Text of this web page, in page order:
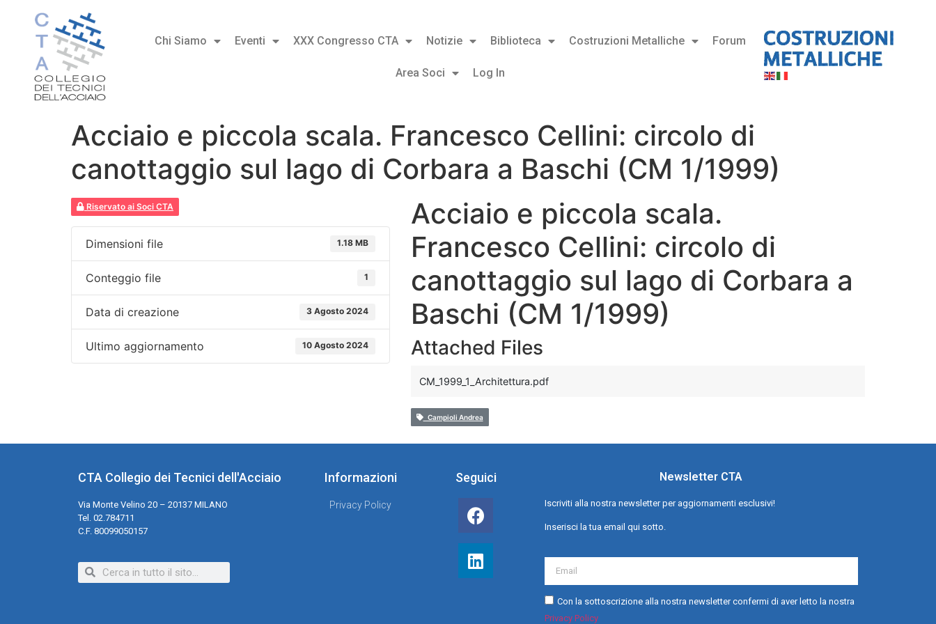
Chi Siamo Eventi XXX Congresso CTA Notizie Biblioteca Costruzioni Metalliche Forum
Area Soci Log In
Acciaio e piccola scala. Francesco Cellini: circolo di
canottaggio sul lago di Corbara a Baschi (CM 1/1999)
Riservato ai Soci CTA
Dimensioni file 1.18 MB
Conteggio file 1
Data di creazione 3 Agosto 2024
Ultimo aggiornamento 10 Agosto 2024
Acciaio e piccola scala.
Francesco Cellini: circolo di
canottaggio sul lago di Corbara a
Baschi (CM 1/1999)
Attached Files
CM_1999_1_Architettura.pdf
Campioli Andrea
CTA Collegio dei Tecnici dell'Acciaio
Via Monte Velino 20 – 20137 MILANO
Tel. 02.784711
C.F. 80099050157
Informazioni
Privacy Policy
Seguici Newsletter CTA
Iscriviti alla nostra newsletter per aggiornamenti esclusivi!
Inserisci la tua email qui sotto.
Con la sottoscrizione alla nostra newsletter confermi di aver letto la nostra
Privacy Policy